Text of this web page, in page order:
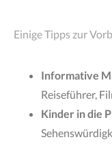
Einige Tipps zur
Informative
Reiseführer,
Kinder in die